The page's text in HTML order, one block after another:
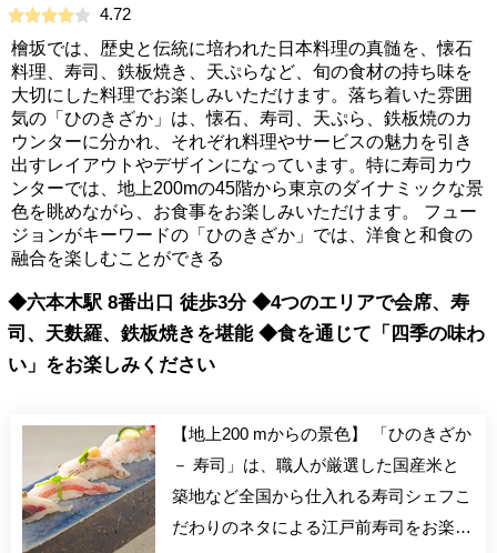
4.72
檜坂では、歴史と伝統に培われた日本料理の真髄を、懐石
料理、寿司、鉄板焼き、天ぷらなど、旬の食材の持ち味を
大切にした料理でお楽しみいただけます。落ち着いた雰囲
気の「ひのきざか」は、懐石、寿司、天ぷら、鉄板焼のカ
ウンターに分かれ、それぞれ料理やサービスの魅力を引き
出すレイアウトやデザインになっています。特に寿司カウ
ンターでは、地上200mの45階から東京のダイナミックな景
色を眺めながら、お食事をお楽しみいただけます。 フュー
ジョンがキーワードの「ひのきざか」では、洋食と和食の
融合を楽しむことができる
◆六本木駅 8番出口 徒歩3分 ◆4つのエリアで会席、寿
司、天麩羅、鉄板焼きを堪能 ◆食を通じて「四季の味わ
い」をお楽しみください
【地上200 mからの景色】 「ひのきざか
－ 寿司」は、職人が厳選した国産米と
築地など全国から仕入れる寿司シェフこ
だわりのネタによる江戸前寿司をお楽し